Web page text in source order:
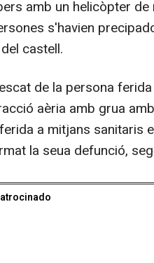
amb un helicòpter
s'havien
castell.
de la persona
aèria amb grua
a mitjans sanitaris
la seua defunció,